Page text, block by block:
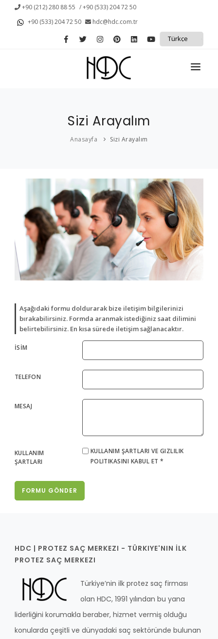
+90 (212) 280 88 55 / +90 (533) 204 72 50
+90 (533) 204 72 50
hdc@hdc.com.tr
KURUMSAL
KAMPANYALAR
YENİ
YENİ
YENİ
SAÇ DÖKÜLMESİ
HİZMETLERİMİZ
YENİ
GALERİ
İLETİŞİM
Sizi Arayalım
Anasayfa Sizi Arayalım
Aşağıdaki formu doldurarak bize iletişim bilgilerinizi
bırakabilirsiniz. Formda aranmak istediğiniz saat dilimini
belirtebilirsiniz. En kısa sürede iletişim sağlanacaktır.
İSİM
TELEFON
MESAJ
KULLANIM
ŞARTLARI
KULLANIM ŞARTLARI VE GIZLILIK
POLITIKASINI KABUL ET *
FORMU GÖNDER
HDC | PROTEZ SAÇ MERKEZI - TÜRKIYE'NIN İLK
PROTEZ SAÇ MERKEZI
Türkiye’nin ilk protez saç firması
olan HDC, 1991 yılından bu yana
liderliğini korumakla beraber, hizmet vermiş olduğu
konularda çeşitli ve dünyadaki saç sektöründe bulunan